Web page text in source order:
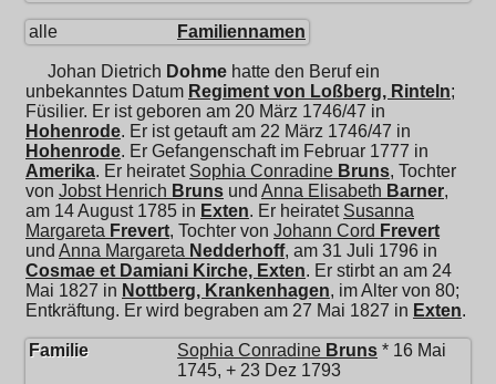
alle Familiennamen
Johan Dietrich Dohme hatte den Beruf ein
unbekanntes Datum Regiment von Loßberg, Rinteln;
Füsilier. Er ist geboren am 20 März 1746/47 in
Hohenrode. Er ist getauft am 22 März 1746/47 in
Hohenrode. Er Gefangenschaft im Februar 1777 in
Amerika. Er heiratet Sophia Conradine Bruns, Tochter
von Jobst Henrich Bruns und Anna Elisabeth Barner,
am 14 August 1785 in Exten. Er heiratet Susanna
Margareta Frevert, Tochter von Johann Cord Frevert
und Anna Margareta Nedderhoff, am 31 Juli 1796 in
Cosmae et Damiani Kirche, Exten. Er stirbt an am 24
Mai 1827 in Nottberg, Krankenhagen, im Alter von 80;
Entkräftung. Er wird begraben am 27 Mai 1827 in Exten.
Familie Sophia Conradine Bruns * 16 Mai
1745, + 23 Dez 1793